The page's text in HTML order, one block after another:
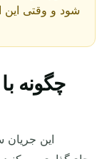
شود و وقتی این
چگونه
این